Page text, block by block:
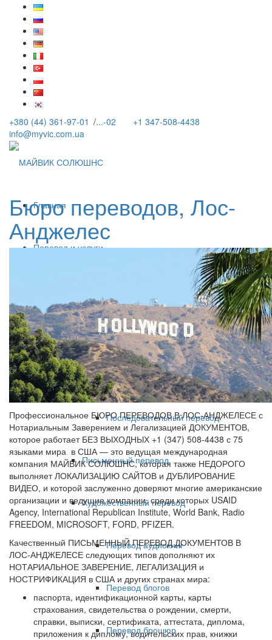
+380 (44) 361-97-01 /...-02
+1 347-508-4438
info@myvic.com.ua
Главная
Перевод и услуги
Устный перевод
Синхронный перевод
Последовательный перевод
Письменный перевод
Художественный перевод
Перевод аудиокниг
Перевод блогов
Перевод брошюр
Бюро переводов, Лос-
Анджелес
Профессиональное БЮРО ПЕРЕВОДОВ В ЛОС-АНДЖЕЛЕСЕ с
Нотариальным Заверением и Легализацией ДОКУМЕНТОВ,
которое работает БЕЗ ВЫХОДНЫХ +1 (347) 508-4438 с 75
языками мира в США — это ведущая международная
компания МАЙВИК СОЛЮШНС, которая также НЕДОРОГО
выполняет ЛОКАЛИЗАЦИЮ САЙТОВ и ДУБЛИРОВАНИЕ
ВИДЕО, и которой заслуженно доверяют многие американские
организации и ведущие компании, среди которых USAID
Agency, International Republican Institute, World Bank, Radio
FREEDOM, MICROSOFT, FORD, PFIZER.
Качественный ПИСЬМЕННЫЙ ПЕРЕВОД ДОКУМЕНТОВ В
ЛОС-АНДЖЕЛЕСЕ следующих типов дополняют их
НОТАРИАЛЬНОЕ ЗАВЕРЕНИЕ, ЛЕГАЛИЗАЦИЯ и
НОСТРИФИКАЦИЯ в США и других странах мира:
паспорта, идентификационной карты, карты
страхования, свидетельства о рождении, смерти,
справки, выписки, сертификата, аттестата, диплома,
приложения к диплому, водительских прав, книжки